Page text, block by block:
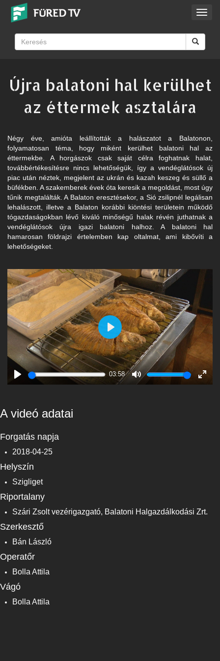
Újra balatoni hal kerülhet
az éttermek asztalára
Négy éve, amióta leállították a halászatot a Balatonon,
folyamatosan téma, hogy miként kerülhet balatoni hal az
éttermekbe. A horgászok csak saját célra foghatnak halat,
továbbértékesítésre nincs lehetőségük, így a vendéglátósok új
piac után néztek, megjelent az ukrán és kazah keszeg és süllő a
büfékben. A szakemberek évek óta keresik a megoldást, most úgy
tűnik megtalálták. A Balaton eresztésekor, a Sió zsilipnél legálisan
lehalászott, illetve a Balaton korábbi kiöntési területein működő
tógazdaságokban lévő kiváló minőségű halak révén juthatnak a
vendéglátósok újra igazi balatoni halhoz. A balatoni hal
hamarosan földrajzi értelemben kap oltalmat, ami kibővíti a
lehetőségeket.
Play
03:58
Mute
Enter
Play
A videó adatai
Forgatás napja
2018-04-25
Helyszín
Szigliget
Riportalany
Szári Zsolt vezérigazgató, Balatoni Halgazdálkodási Zrt.
Szerkesztő
Bán László
Operatőr
Bolla Attila
Vágó
Bolla Attila